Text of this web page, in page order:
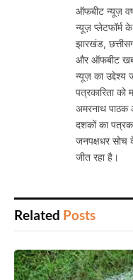
ऑफबीट न्यूज़
न्यूज़ प्लेटफॉर्म
झारखंड,
और ऑफबीट
न्यूज़ का उद्देश्य
पत्रकारिता
अमरनाथ पाठक
दशकों का
जनपक्षधर सोच
जीत रहा है।
Related Posts